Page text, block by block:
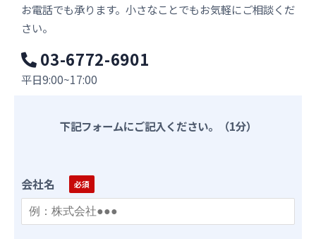
お電話でも承ります。小さなことでもお気軽にご相談くだ
さい。
03-6772-6901
平日9:00~17:00
下記フォームにご記入ください。（1分）
会社名